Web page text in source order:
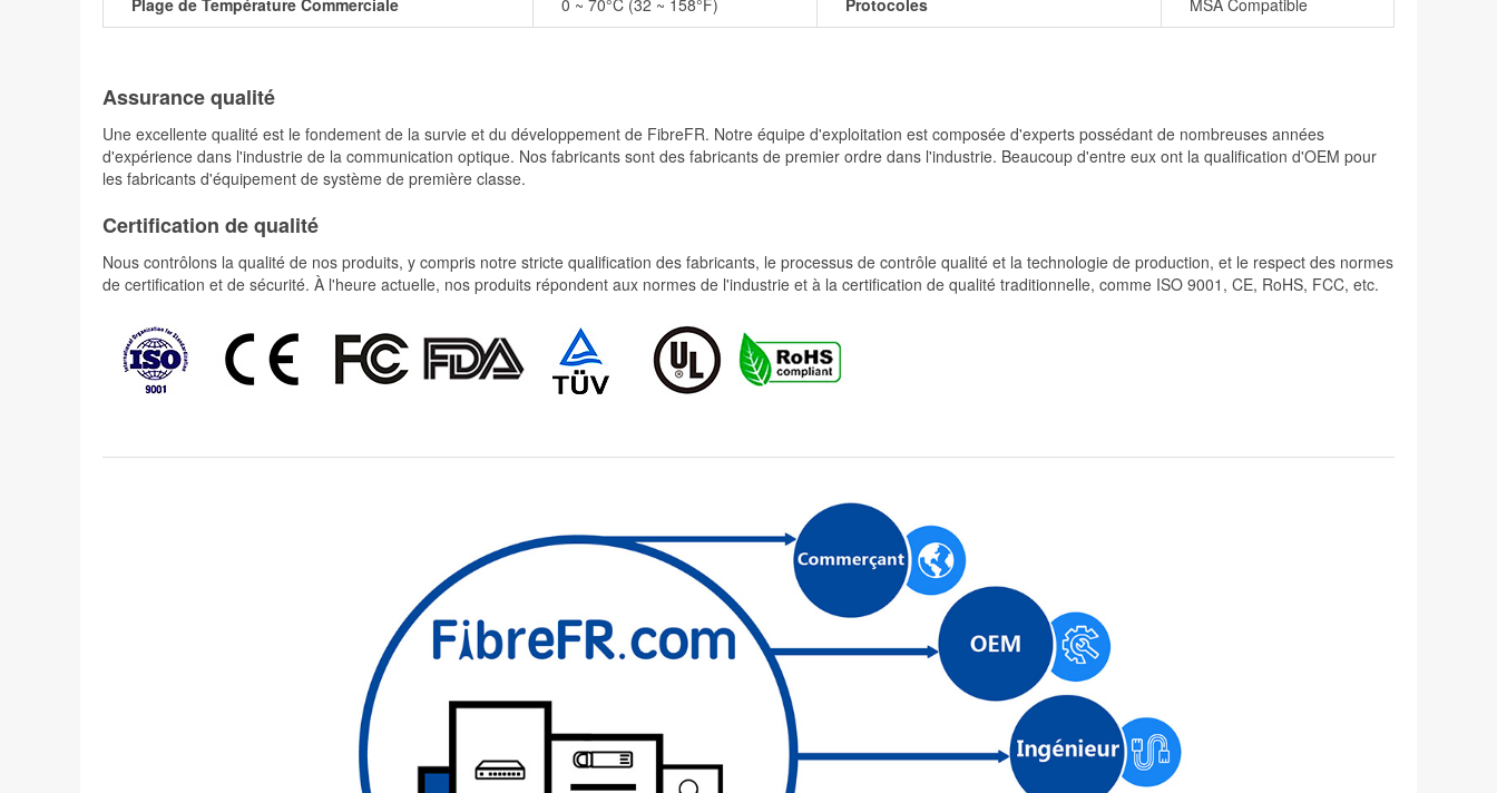
Assurance qualité
Une excellente qualité est le fondement de la survie et du développement de FibreFR. Notre équipe d'exploitation est composée d'experts possédant de nombreuses années
d'expérience dans l'industrie de la communication optique. Nos fabricants sont des fabricants de premier ordre dans l'industrie. Beaucoup d'entre eux ont la qualification d'OEM pour
les fabricants d'équipement de système de première classe.
Certification de qualité
Nous contrôlons la qualité de nos produits, y compris notre stricte qualification des fabricants, le processus de contrôle qualité et la technologie de production, et le respect des normes
de certification et de sécurité. À l'heure actuelle, nos produits répondent aux normes de l'industrie et à la certification de qualité traditionnelle, comme ISO 9001, CE, RoHS, FCC, etc.